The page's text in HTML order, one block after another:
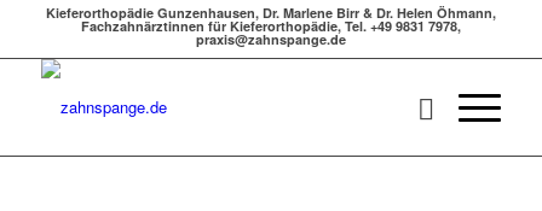
Kieferorthopädie Gunzenhausen, Dr. Marlene Birr & Dr. Helen Öhmann,
Fachzahnärztinnen für Kieferorthopädie, Tel. +49 9831 7978,
praxis@zahnspange.de